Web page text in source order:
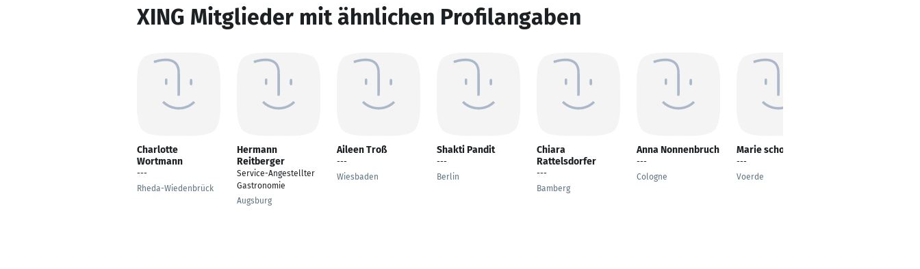
XING Mitglieder mit ähnlichen Profilangaben
Charlotte
Wortmann
---
Rheda-Wiedenbrück
Hermann
Reitberger
Service-Angestellter
Gastronomie
Augsburg
Aileen Troß
---
Wiesbaden
Shakti Pandit
---
Berlin
Chiara
Rattelsdorfer
---
Bamberg
Anna Nonnenbruch
---
Cologne
Marie schollbach
---
Voerde